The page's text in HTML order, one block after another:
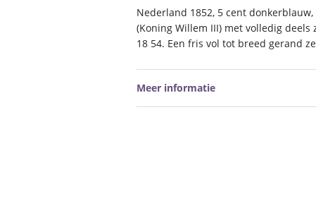
Nederland 1852, 5 cent
(Koning Willem III) met volledig deels
18 54. Een fris vol tot breed gerand
Meer informatie